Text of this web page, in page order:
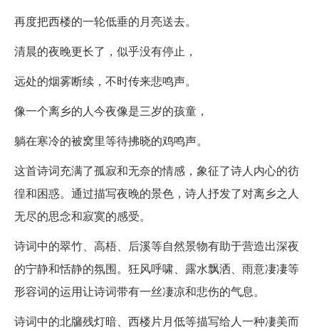
再度把西楼的一轮低垂的月亮送去。
清晨的夜晚更长了，似乎没有停止，
远处的烟雾断续，不时传来悲鸣声。
像一个离乡的人今夜像是三岁的孩童，
躺在寒冷的被窝里等待拂晓的鸡鸣声。
这首诗词充满了孤寂和无奈的情感，象征了诗人内心的彷
徨和困惑。通过描写夜晚的景色，诗人抒发了对离乡之人
无尽的思念和寂寞的感受。
诗词中的翠竹、高梧、后溪等自然景物有助于营造出深夜
的宁静和恬静的氛围。狂风呼啸、露水飘洒、雨意凄凄等
形容词的运用让诗词带有一丝凄凉和悲伤的气息。
诗词中的北牖残灯暗、西楼片月低等描写给人一种凄美而